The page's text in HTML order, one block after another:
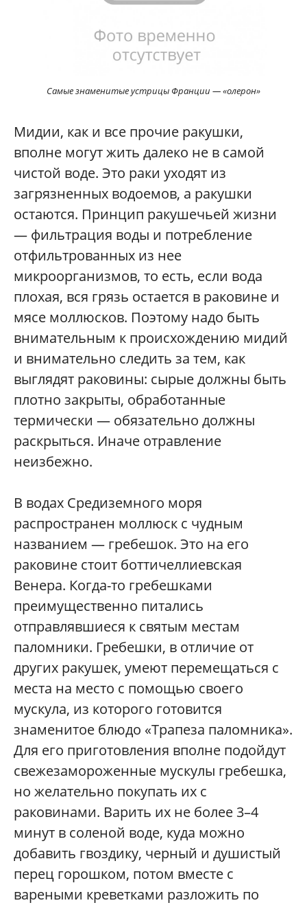
Самые знаменитые устрицы Франции — «олерон»
Мидии, как и все прочие ракушки,
вполне могут жить далеко не в самой
чистой воде. Это раки уходят из
загрязненных водоемов, а ракушки
остаются. Принцип ракушечьей жизни
— фильтрация воды и потребление
отфильтрованных из нее
микроорганизмов, то есть, если вода
плохая, вся грязь остается в раковине и
мясе моллюсков. Поэтому надо быть
внимательным к происхождению мидий
и внимательно следить за тем, как
выглядят раковины: сырые должны быть
плотно закрыты, обработанные
термически — обязательно должны
раскрыться. Иначе отравление
неизбежно.
В водах Средиземного моря
распространен моллюск с чудным
названием — гребешок. Это на его
раковине стоит боттичеллиевская
Венера. Когда-то гребешками
преимущественно питались
отправлявшиеся к святым местам
паломники. Гребешки, в отличие от
других ракушек, умеют перемещаться с
места на место с помощью своего
мускула, из которого готовится
знаменитое блюдо «Трапеза паломника».
Для его приготовления вполне подойдут
свежезамороженные мускулы гребешка,
но желательно покупать их с
раковинами. Варить их не более 3–4
минут в соленой воде, куда можно
добавить гвоздику, черный и душистый
перец горошком, потом вместе с
вареными креветками разложить по